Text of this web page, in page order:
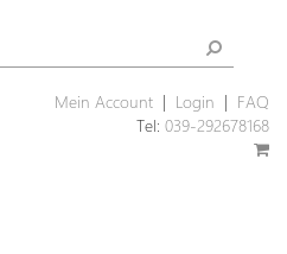
Mein Account| Login
FAQ
Tel: 039-292678168